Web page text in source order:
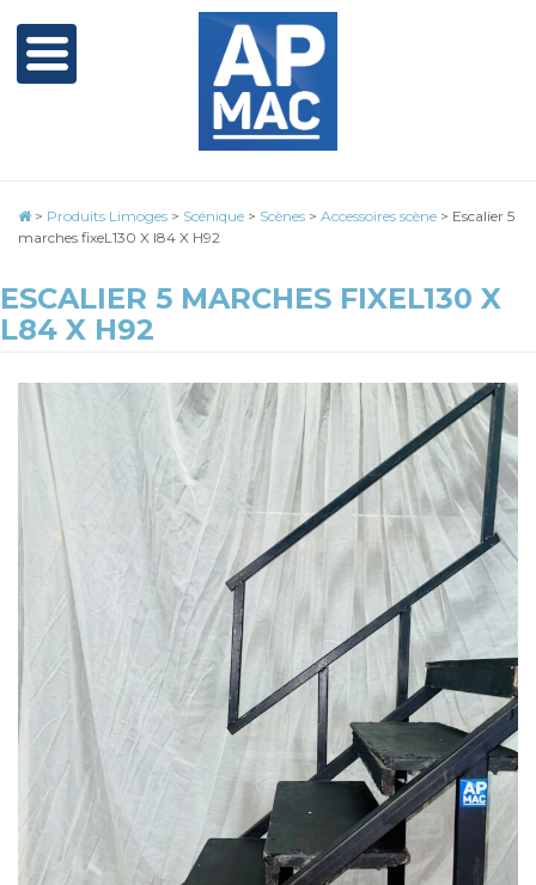
> Produits Limoges > Scénique > Scènes > Accessoires scène > Escalier 5
marches fixeL130 X l84 X H92
ESCALIER 5 MARCHES FIXEL130 X
L84 X H92